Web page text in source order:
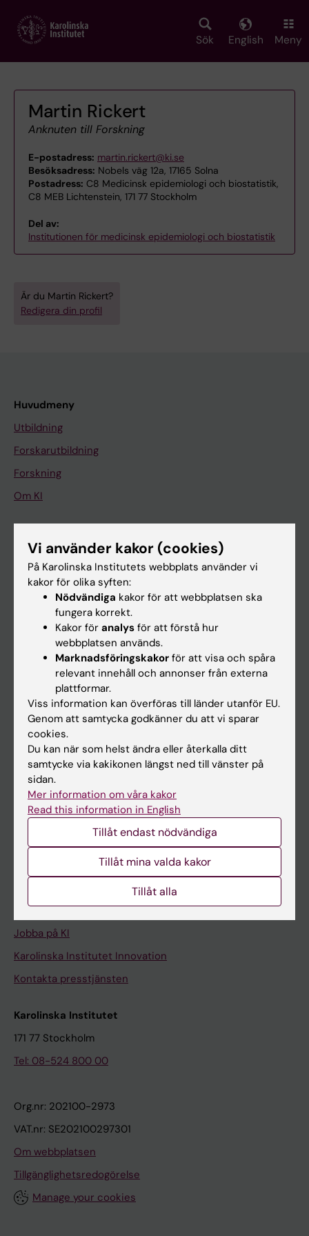
main
Sök English Meny
Martin Rickert
Anknuten till Forskning
E-postadress: martin.rickert@ki.se
Besöksadress: Nobels väg 12a, 17165 Solna
Postadress: C8 Medicinsk epidemiologi och biostatistik,
C8 MEB Lichtenstein, 171 77 Stockholm
Del av:
Institutionen för medicinsk epidemiologi och biostatistik
Är du Martin Rickert?
Redigera din profil
Huvudmeny
Utbildning
Forskarutbildning
Forskning
Om KI
På gång
Nyheter
Kalender
Student
Studentmejlen
Kurs- och programwebbar
Student på KI
Medarbetare
Medarbetarportalen
Kontakta och besök KI
Stöd forskning och utbildning
Jobba på KI
Karolinska Institutet Innovation
Kontakta presstjänsten
Karolinska Institutet
171 77 Stockholm
Tel: 08-524 800 00
Org.nr: 202100-2973
VAT.nr: SE202100297301
Om webbplatsen
Tillgänglighetsredogörelse
Manage your cookies
Vi använder kakor (cookies)
På Karolinska Institutets webbplats använder vi
kakor för olika syften:
Nödvändiga kakor för att webbplatsen ska
fungera korrekt.
Kakor för analys för att förstå hur
webbplatsen används.
Marknadsföringskakor för att visa och spåra
relevant innehåll och annonser från externa
plattformar.
Viss information kan överföras till länder utanför EU.
Genom att samtycka godkänner du att vi sparar
cookies.
Du kan när som helst ändra eller återkalla ditt
samtycke via kakikonen längst ned till vänster på
sidan.
Mer information om våra kakor
Read this information in English
Tillåt endast nödvändiga
Tillåt mina valda kakor
Tillåt alla